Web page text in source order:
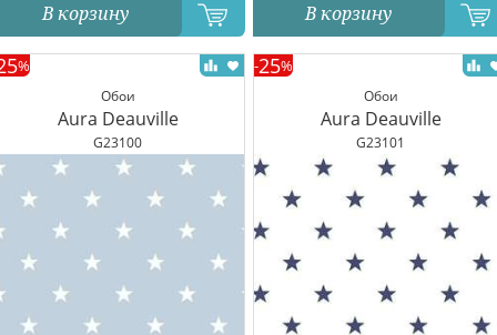
В корзину В корзину
Обои
Aura Deauville
G23100
%
Обои
Aura Deauville
G23101
-25%